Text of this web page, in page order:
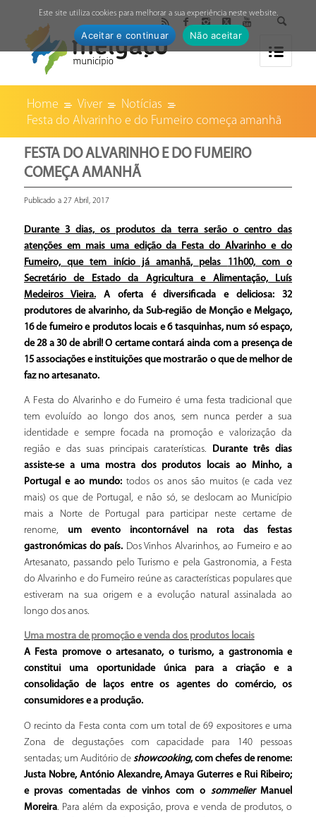
Home Viver
Notícias
Festa do Alvarinho e do Fumeiro começa amanhã
FESTA DO ALVARINHO E DO FUMEIRO
COMEÇA AMANHÃ
Publicado a 27 Abril, 2017
Durante 3 dias, os produtos da terra serão o centro das
atenções em mais uma edição da Festa do Alvarinho e do
Fumeiro, que tem início já amanhã, pelas 11h00, com o
Secretário de Estado da Agricultura e Alimentação, Luís
Medeiros Vieira.
A oferta é diversificada e deliciosa: 32
produtores de alvarinho, da Sub-região de Monção e Melgaço,
16 de fumeiro e produtos locais e 6 tasquinhas, num só espaço,
de 28 a 30 de abril! O certame contará ainda com a presença de
15 associações e instituições que mostrarão o que de melhor de
faz no artesanato.
A Festa do Alvarinho e do Fumeiro é uma festa tradicional que
tem evoluído ao longo dos anos, sem nunca perder a sua
identidade e sempre focada na promoção e valorização da
região e das suas principais caraterísticas. Durante três dias
assiste-se a uma mostra dos produtos locais ao Minho, a
Portugal e ao mundo: todos os anos são muitos (e cada vez
mais) os que de Portugal, e não só, se deslocam ao Município
mais a Norte de Portugal para participar neste certame de
renome, um evento incontornável na rota das festas
gastronómicas do país. Dos Vinhos Alvarinhos, ao Fumeiro e ao
Artesanato, passando pelo Turismo e pela Gastronomia, a Festa
do Alvarinho e do Fumeiro reúne as características populares que
estiveram na sua origem e a evolução natural assinalada ao
longo dos anos.
Uma mostra de promoção e venda dos produtos locais
A Festa promove o artesanato, o turismo, a gastronomia e
constitui uma oportunidade única para a criação e a
consolidação de laços entre os agentes do comércio, os
consumidores e a produção.
O recinto da Festa conta com um total de 69 expositores e uma
Zona de degustações com capacidade para 140 pessoas
sentadas; um Auditório de showcooking, com chefes de renome:
Justa Nobre, António Alexandre, Amaya Guterres e Rui Ribeiro;
e provas comentadas de vinhos com o sommelierManuel
Moreira. Para além da exposição, prova e venda de produtos, o
Este site utiliza cookies para melhorar a sua experiência neste website.
Aceitar e continuar Não aceitar